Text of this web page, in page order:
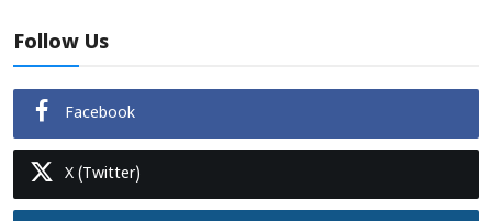
Follow Us
Facebook
X (Twitter)